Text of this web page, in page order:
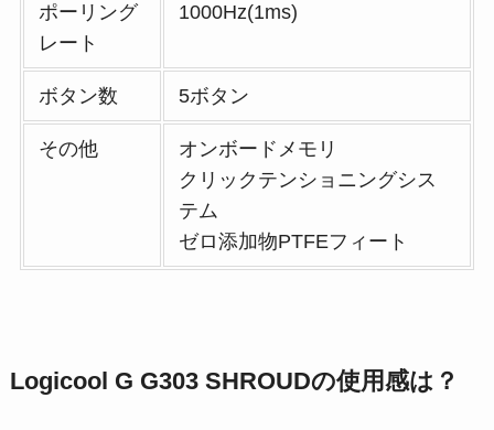
ポーリング
レート
1000Hz(1ms)
ボタン数 5ボタン
その他
オンボードメモリ
クリックテンショニングシス
テム
ゼロ添加物PTFEフィート
Logicool G G303 SHROUDの使用感は？